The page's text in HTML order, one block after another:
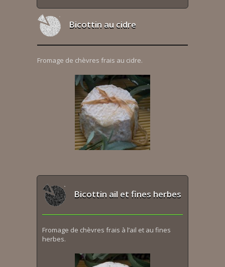
Bicottin au cidre
Fromage de chèvres frais au cidre.
Bicottin ail et fines herbes
Fromage de chèvres frais à l’ail et au fines
herbes.